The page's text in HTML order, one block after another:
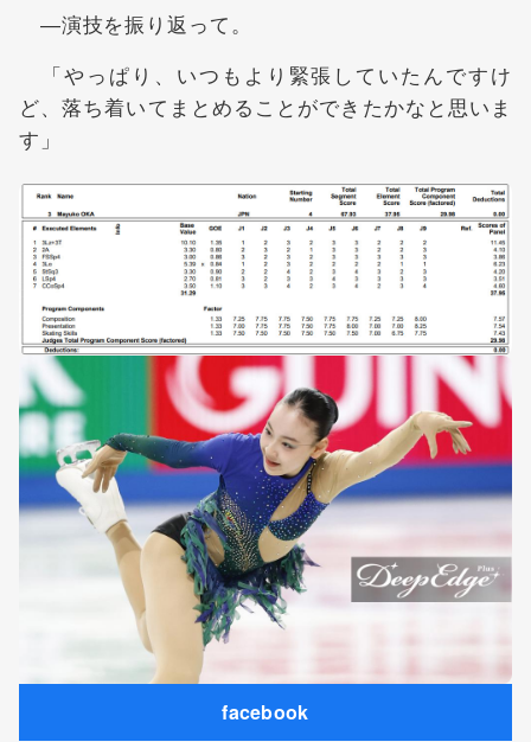
―演技を振り返って。
「やっぱり、いつもより緊張していたんですけ
ど、落ち着いてまとめることができたかなと思いま
す」
facebook